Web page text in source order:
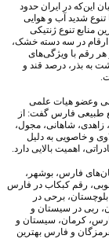
این‌که در ایران حدود
با تنوع شدید آب و هوایی
منابع تنوع ژنتیکی
ارقام در سه دسته خشک،
رقم با ویژگی‌های
به بذر، درصد قند و
وعضو هیات علمی
طبیعی فارس گفت: از
زاهدی، شاهانی، مجول،
و خاصویی به دلیل
اهمیت بالایی دارد.
فارس، بوشهر،
رقم کبکاب در فارس
برحی در
ربی در سیستان و
کرمان، سیستان و
و فارس بهترین